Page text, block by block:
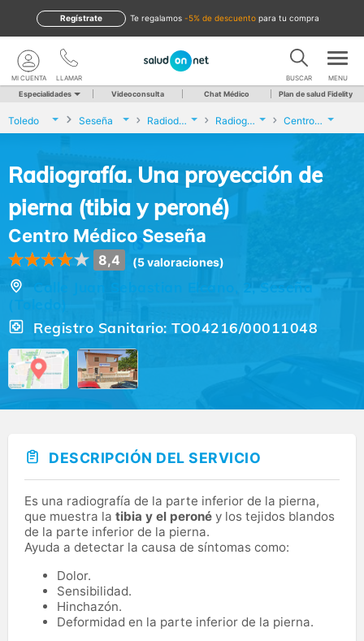
te regalamos -5% de descuento para tu compra
Regístrate
LLAMAR
MI CUENTA BUSCAR MENU
Especialidades Videoconsulta Chat Médico Plan de salud Fidelity
Toledo Seseña Radiodiagnóstico Radiografía. Una proyección de pierna (tibia y peroné) Centro Médico Seseña
Radiografía. Una proyección de
pierna (tibia y peroné)
Centro Médico Seseña
8,4 (5 valoraciones)
Calle Juan Sebastian Elcano, 2, Seseña
(Toledo)
Registro Sanitario: TO04216/00011048
DESCRIPCIÓN DEL SERVICIO
Es una radiografía de la parte inferior de la pierna,
que muestra la tibia y el peroné y los tejidos blandos
de la parte inferior de la pierna.
Ayuda a detectar la causa de síntomas como:
Dolor.
Sensibilidad.
Hinchazón.
Deformidad en la parte inferior de la pierna.